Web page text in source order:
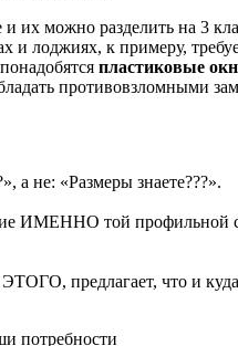
их можно разделить на 3
и лоджиях, к примеру,
пластиковые
противовзломными
а не: «Размеры знаете???».
ИМЕННО той профильной
предлагает, что и
потребности